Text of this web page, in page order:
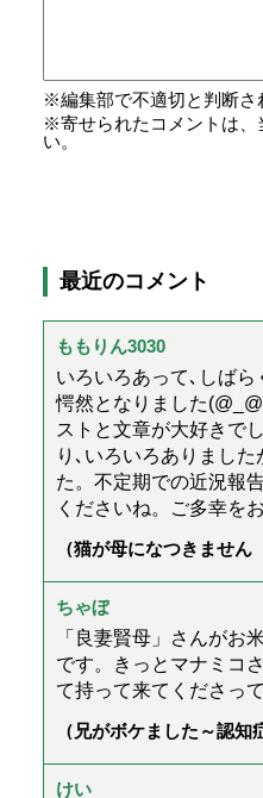
編集部で不適切と判断さ
寄せられたコメントは
い。
最近のコメント
ももりん3030
いろいろあって､しば
愕然となりました
ストと文章が大好きで
り､いろいろありまし
た。不定期での近況報
くださいね。ご多幸を
（猫が母になつきませ
ちゃぼ
「良妻賢母」さんがお
です。きっとマナミコ
て持って来てくださっ
（兄がボケました～認
けい